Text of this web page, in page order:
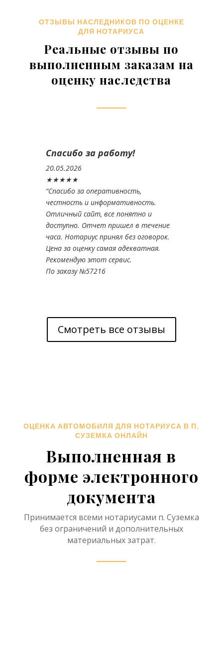
ОТЗЫВЫ НАСЛЕДНИКОВ ПО ОЦЕНКЕ
ДЛЯ НОТАРИУСА
Реальные отзывы по
выполненным заказам на
оценку наследства
Спасибо за работу!
20.05.2026
★★★★★
“Спасибо за оперативность,
честность и информативность.
Отличный сайт, все понятно и
доступно. Отчет пришел в течение
часа. Нотариус принял без оговорок.
Цена за оценку самая адекватная.
Рекомендую этот сервис.
По заказу №57216
Смотреть все отзывы
ОЦЕНКА АВТОМОБИЛЯ ДЛЯ НОТАРИУСА В П.
СУЗЕМКА ОНЛАЙН
Выполненная в
форме электронного
документа
Принимается всеми нотариусами п. Суземка
без ограничений и дополнительных
материальных затрат.